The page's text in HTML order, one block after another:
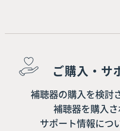
ご購入・サ
補聴器の購入を検討
補聴器を購入さ
サポート情報につ